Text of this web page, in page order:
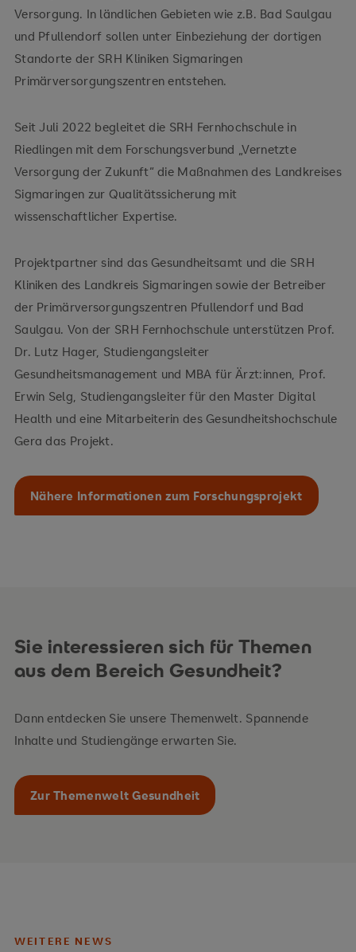
Versorgung. In ländlichen Gebieten wie z.B. Bad Saulgau
und Pfullendorf sollen unter Einbeziehung der dortigen
Standorte der SRH Kliniken Sigmaringen
Primärversorgungszentren entstehen.
Seit Juli 2022 begleitet die SRH Fernhochschule in
Riedlingen mit dem Forschungsverbund „Vernetzte
Versorgung der Zukunft“ die Maßnahmen des Landkreises
Sigmaringen zur Qualitätssicherung mit
wissenschaftlicher Expertise.
Projektpartner sind das Gesundheitsamt und die SRH
Kliniken des Landkreis Sigmaringen sowie der Betreiber
der Primärversorgungszentren Pfullendorf und Bad
Saulgau. Von der SRH Fernhochschule unterstützen Prof.
Dr. Lutz Hager, Studiengangsleiter
Gesundheitsmanagement und MBA für Ärzt:innen, Prof.
Erwin Selg, Studiengangsleiter für den Master Digital
Health und eine Mitarbeiterin des Gesundheitshochschule
Gera das Projekt.
Nähere Informationen zum Forschungsprojekt
Sie interessieren sich für Themen
aus dem Bereich Gesundheit?
Dann entdecken Sie unsere Themenwelt. Spannende
Inhalte und Studiengänge erwarten Sie.
Zur Themenwelt Gesundheit
WEITERE NEWS